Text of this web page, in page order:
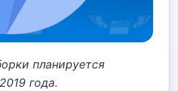
планируется
года.